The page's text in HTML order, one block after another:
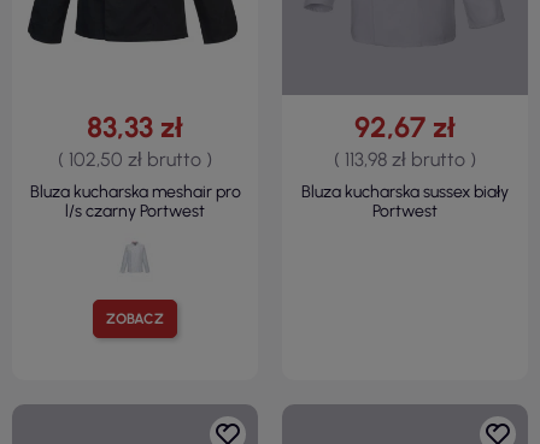
ZOBACZ
83,33 zł
( 102,50 zł brutto )
Bluza kucharska meshair pro
l/s czarny Portwest
92,67 zł
( 113,98 zł brutto )
Bluza kucharska sussex biały
Portwest